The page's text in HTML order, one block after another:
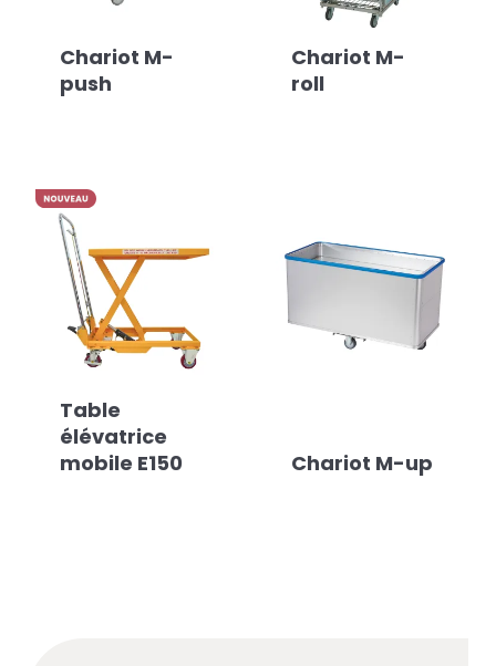
Chariot M-
push
Chariot M-
roll
Table
élévatrice
mobile E150
Chariot M-up